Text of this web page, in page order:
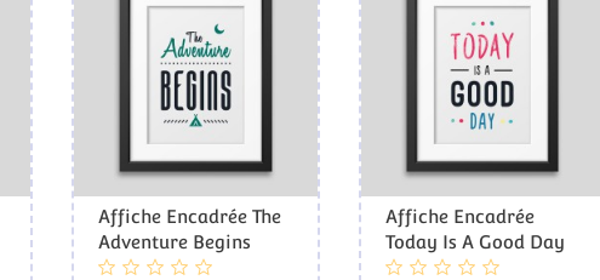
Affiche Encadrée The
Adventure Begins
Affiche Encadrée
Today Is A Good Day